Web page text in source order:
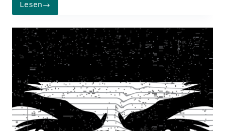
LesenPatrick
Hanisch
gewinnt
den
Applied
Science
Slam
Vol.
6